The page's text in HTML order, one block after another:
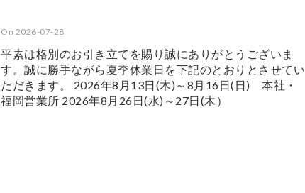
On 2026-07-28
平素は格別のお引き立てを賜り誠にありがとうございま
す。誠に勝手ながら夏季休業日を下記のとおりとさせてい
ただきます。 2026年8月13日(木)～8月16日(日) 本社・
福岡営業所 2026年8月26日(水)～27日(木）